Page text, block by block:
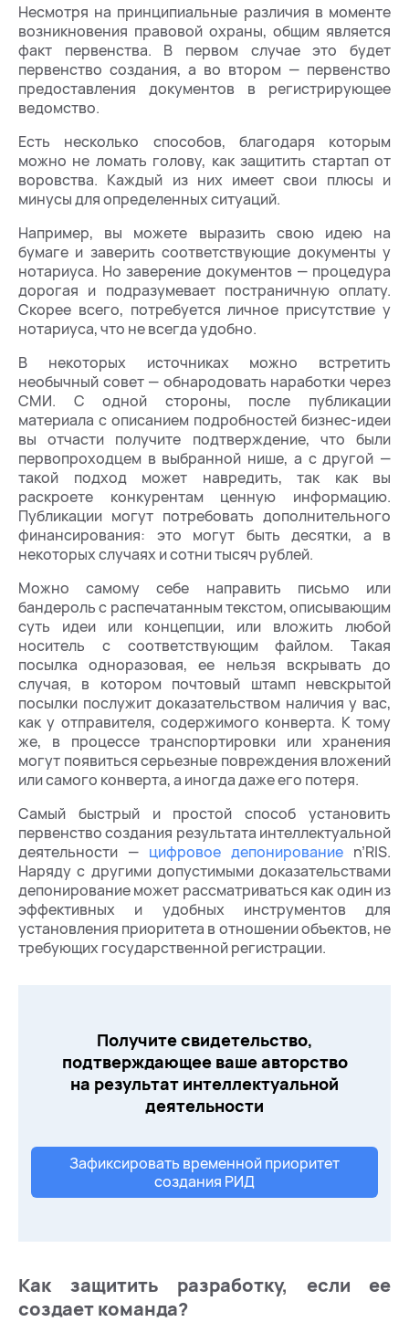
Несмотря на принципиальные различия в моменте
возникновения правовой охраны, общим является
факт первенства. В первом случае это будет
первенство создания, а во втором — первенство
предоставления документов в регистрирующее
ведомство.
Есть несколько способов, благодаря которым
можно не ломать голову, как защитить стартап от
воровства. Каждый из них имеет свои плюсы и
минусы для определенных ситуаций.
Например, вы можете выразить свою идею на
бумаге и заверить соответствующие документы у
нотариуса. Но заверение документов — процедура
дорогая и подразумевает постраничную оплату.
Скорее всего, потребуется личное присутствие у
нотариуса, что не всегда удобно.
В некоторых источниках можно встретить
необычный совет — обнародовать наработки через
СМИ. С одной стороны, после публикации
материала с описанием подробностей бизнес-идеи
вы отчасти получите подтверждение, что были
первопроходцем в выбранной нише, а с другой —
такой подход может навредить, так как вы
раскроете конкурентам ценную информацию.
Публикации могут потребовать дополнительного
финансирования: это могут быть десятки, а в
некоторых случаях и сотни тысяч рублей.
Можно самому себе направить письмо или
бандероль с распечатанным текстом, описывающим
суть идеи или концепции, или вложить любой
носитель с соответствующим файлом. Такая
посылка одноразовая, ее нельзя вскрывать до
случая, в котором почтовый штамп невскрытой
посылки послужит доказательством наличия у вас,
как у отправителя, содержимого конверта. К тому
же, в процессе транспортировки или хранения
могут появиться серьезные повреждения вложений
или самого конверта, а иногда даже его потеря.
Самый быстрый и простой способ установить
первенство создания результата интеллектуальной
деятельности — цифровое депонирование n’RIS.
Наряду с другими допустимыми доказательствами
депонирование может рассматриваться как один из
эффективных и удобных инструментов для
установления приоритета в отношении объектов, не
требующих государственной регистрации.
Получите свидетельство,
подтверждающее ваше авторство
на результат интеллектуальной
деятельности
Зафиксировать временной приоритет
создания РИД
Как защитить разработку, если ее
создает команда?